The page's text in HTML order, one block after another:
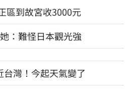
到故宮收3000元
：難怪日本觀光強
灣！今起天氣變了